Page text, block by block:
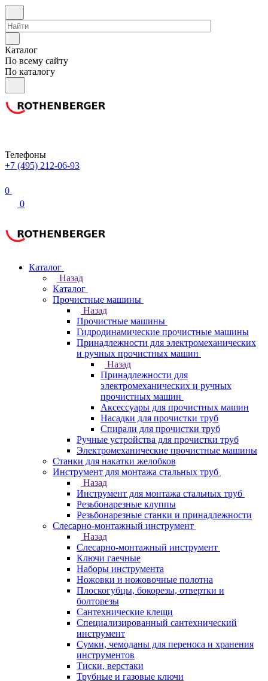
Каталог
По всему сайту
По каталогу
Телефоны
+7 (495) 212-06-93
0
0
Каталог
Назад
Каталог
Прочистные машины
Назад
Прочистные машины
Гидродинамические прочистные машины
Принадлежности для электромеханических
и ручных прочистных машин
Назад
Принадлежности для
электромеханических и ручных
прочистных машин
Аксессуары для прочистных машин
Насадки для прочистки труб
Спирали для прочистки труб
Ручные устройства для прочистки труб
Электромеханические прочистные машины
Станки для накатки желобков
Инструмент для монтажа стальных труб
Назад
Инструмент для монтажа стальных труб
Резьбонарезные клуппы
Резьбонарезные станки и принадлежности
Слесарно-монтажный инструмент
Назад
Слесарно-монтажный инструмент
Ключи гаечные
Наборы инструмента
Ножовки и ножовочные полотна
Плоскогубцы, бокорезы, отвертки и
болторезы
Сантехнические клещи
Специализированный сантехнический
инструмент
Сумки, чемоданы для переноса и хранения
инструментов
Тиски, верстаки
Трубные и газовые ключи